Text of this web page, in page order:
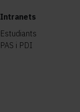
Intranets
Estudiants
PAS i PDI